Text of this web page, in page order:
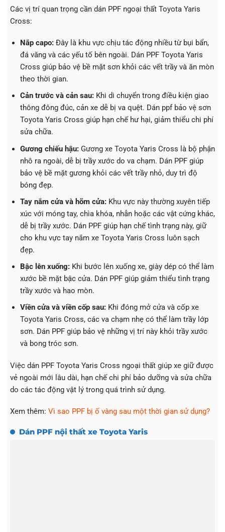
Các vị trí quan trọng cần dán PPF ngoại thất Toyota Yaris
Cross:
Nắp capo:Đây là khu vực chịu tác động nhiều từ bụi bẩn,
đá văng và các yếu tố bên ngoài. Dán PPF Toyota Yaris
Cross giúp bảo vệ bề mặt sơn khỏi các vết trầy và ăn mòn
theo thời gian.
Cản trước và cản sau: Khi di chuyển trong điều kiện giao
thông đông đúc, cản xe dễ bị va quệt. Dán ppf bảo vệ sơn
Toyota Yaris Cross giúp hạn chế hư hại, giảm thiểu chi phí
sửa chữa.
Gương chiếu hậu:Gương xe Toyota Yaris Cross là bộ phận
nhô ra ngoài, dễ bị trầy xước do va chạm. Dán PPF giúp
bảo vệ bề mặt gương khỏi các vết trầy nhỏ, duy trì độ
bóng đẹp.
Tay nắm cửa và hõm cửa: Khu vực này thường xuyên tiếp
xúc với móng tay, chìa khóa, nhẫn hoặc các vật cứng khác,
dễ bị trầy xước. Dán PPF giúp hạn chế tình trạng này, giữ
cho khu vực tay nắm xe Toyota Yaris Cross luôn sạch
đẹp.
Bậc lên xuống:Khi bước lên xuống xe, giày dép có thể làm
xước bề mặt bậc cửa. Dán PPF giúp giảm thiểu tình trạng
trầy xước và hao mòn.
Viền cửa và viền cốp sau: Khi đóng mở cửa và cốp xe
Toyota Yaris Cross, các va chạm nhẹ có thể làm trầy lớp
sơn. Dán PPF giúp bảo vệ những vị trí này khỏi trầy xước
và bong tróc sơn.
Việc dán PPF Toyota Yaris Cross ngoại thất giúp xe giữ được
vẻ ngoài mới lâu dài, hạn chế chi phí bảo dưỡng và sửa chữa
do các tác động vật lý trong quá trình sử dụng.
Xem thêm: Vì sao PPF bị ố vàng sau một thời gian sử dụng?
Dán PPF nội thất xe Toyota Yaris